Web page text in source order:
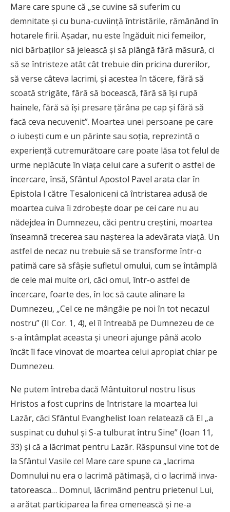
Mare care spune că „se cuvine să suferim cu
demnitate şi cu buna-cuviinţă întristările, rămânând în
hotarele firii. Aşadar, nu este îngăduit nici femeilor,
nici bărbaţilor să jelească şi să plângă fără măsură, ci
să se întristeze atât cât trebuie din pricina durerilor,
să verse câteva lacrimi, şi acestea în tăcere, fără să
scoată strigăte, fără să bocească, fără să îşi rupă
hainele, fără să îşi presare ţărâna pe cap şi fără să
facă ceva necuvenit”. Moartea unei persoane pe care
o iubeşti cum e un părinte sau soţia, reprezintă o
experienţă cutremurătoare care poate lăsa tot felul de
urme neplăcute în viaţa celui care a suferit o astfel de
încercare, însă, Sfântul Apostol Pavel arata clar în
Epistola I către Tesaloniceni că întristarea adusă de
moartea cuiva îi zdrobeşte doar pe cei care nu au
nădejdea în Dumnezeu, căci pentru creştini, moartea
înseamnă trecerea sau naşterea la adevărata viaţă. Un
astfel de necaz nu trebuie să se transforme într-o
patimă care să sfâşie sufletul omului, cum se întâmplă
de cele mai multe ori, căci omul, într-o astfel de
încercare, foarte des, în loc să caute alinare la
Dumnezeu, „Cel ce ne mângâie pe noi în tot necazul
nostru” (II Cor. 1, 4), el îl întreabă pe Dumnezeu de ce
s-a întâmplat aceasta şi uneori ajunge până acolo
încât îl face vinovat de moartea celui apropiat chiar pe
Dumnezeu.
Ne putem întreba dacă Mântuitorul nostru Iisus
Hristos a fost cuprins de întristare la moartea lui
Lazăr, căci Sfântul Evanghelist Ioan relatează că El „a
suspinat cu duhul şi S-a tulburat întru Sine” (Ioan 11,
33) şi că a lăcrimat pentru Lazăr. Răspunsul vine tot de
la Sfântul Vasile cel Mare care spune ca „lacrima
Domnului nu era o lacrimă pătimaşă, ci o lacrimă inva-
tatoreasca… Domnul, lăcrimând pentru prietenul Lui,
a arătat participarea la firea omenească şi ne-a